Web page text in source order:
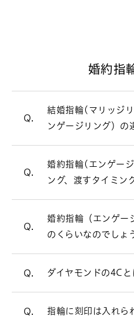
婚約指
Q.
結婚指輪(マリッジ
ンゲージリング）の
結婚指輪（マリッジリン
Q.
婚約指輪(エンゲー
ング、渡すタイミン
婚約指輪（エンゲー
るため、お渡しした
は用意を始めておく
プロポーズに
Q.
婚約指輪（エンゲー
のくらいなのでしょ
婚約指輪（エンゲー
て価格が変わります
ご提案させていただ
婚約指輪の相場に
Q. ダイヤモンドの4Cと
ダイヤモンドの4Cと
品質を表す基準とな
頭文字をとった用語
います。
4Cについ
Q. 指輪に刻印は入れら
とができます。また
モンドのガードル部
せください。
サービス&
A.
が根強く人気ですが
インがあります。
ストレートライ
ウェーブラインの婚約
V字ラインの婚約指輪を
プロポーズリングの